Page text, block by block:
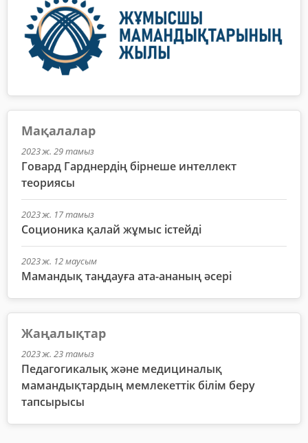
Мақалалар
2023 ж. 29 тамыз
Говард Гарднердің бірнеше интеллект
теориясы
2023 ж. 17 тамыз
Соционика қалай жұмыс істейді
2023 ж. 12 маусым
Мамандық таңдауға ата-ананың әсері
Жаңалықтар
2023 ж. 23 тамыз
Педагогикалық және медициналық
мамандықтардың мемлекеттік білім беру
тапсырысы